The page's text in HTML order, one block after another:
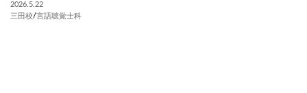
2026.5.22
三田校/言語聴覚士科